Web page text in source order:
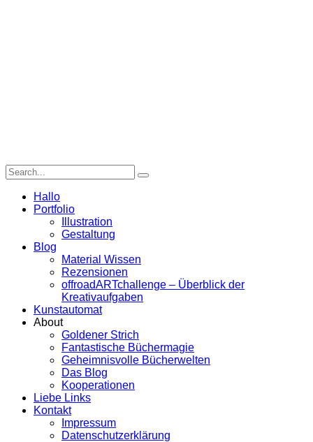
Hallo
Portfolio
Illustration
Gestaltung
Blog
Material Wissen
Rezensionen
offroadARTchallenge – Überblick der
Kreativaufgaben
Kunstautomat
About
Goldener Strich
Fantastische Büchermagie
Geheimnisvolle Bücherwelten
Das Blog
Kooperationen
Liebe Links
Kontakt
Impressum
Datenschutzerklärung